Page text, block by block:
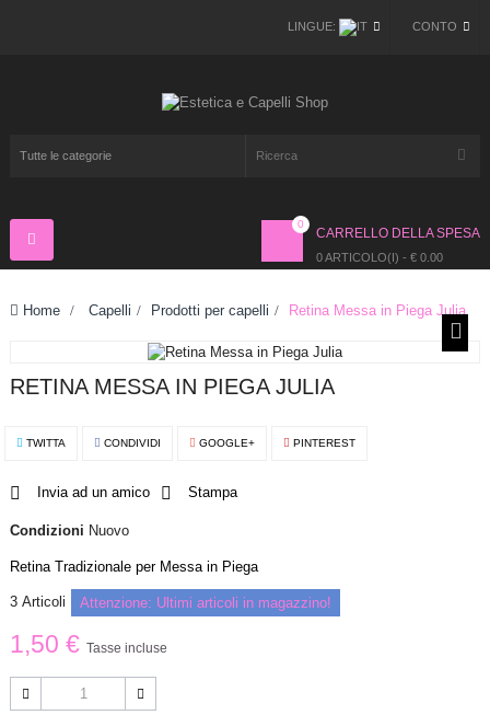
CONTO
LINGUE:
CARRELLO DELLA SPESA
0 ARTICOLO(I) - € 0.00
0
Navigazione
Toggle
Home > Capelli > Prodotti per capelli > Retina Messa in Piega Julia
RETINA MESSA IN PIEGA JULIA
TWITTA CONDIVIDI GOOGLE+ PINTEREST
Invia ad un amico Stampa
Condizioni Nuovo
Retina Tradizionale per Messa in Piega
3 Articoli Attenzione: Ultimi articoli in magazzino!
1,50 € Tasse incluse